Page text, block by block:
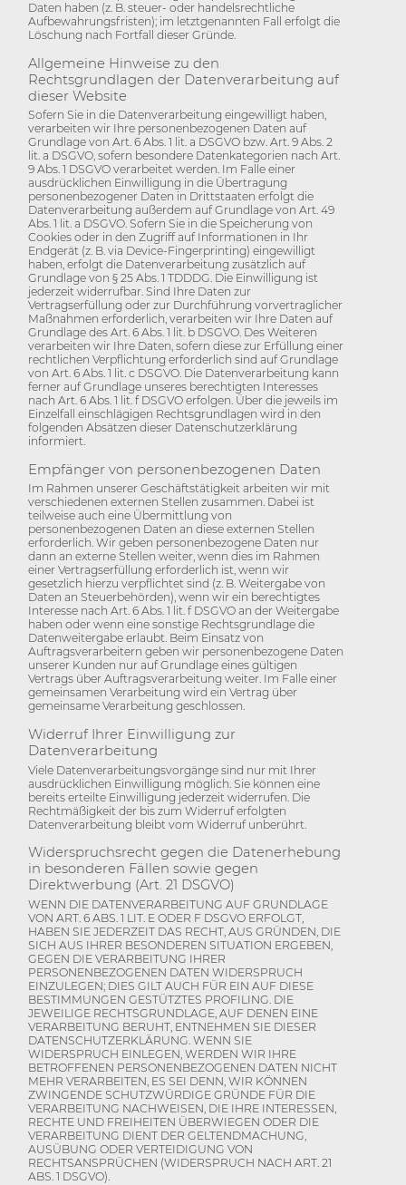
Daten haben (z. B. steuer- oder handelsrechtliche
Aufbewahrungsfristen); im letztgenannten Fall erfolgt die
Löschung nach Fortfall dieser Gründe.
Allgemeine Hinweise zu den
Rechtsgrundlagen der Datenverarbeitung auf
dieser Website
Sofern Sie in die Datenverarbeitung eingewilligt haben,
verarbeiten wir Ihre personenbezogenen Daten auf
Grundlage von Art. 6 Abs. 1 lit. a DSGVO bzw. Art. 9 Abs. 2
lit. a DSGVO, sofern besondere Datenkategorien nach Art.
9 Abs. 1 DSGVO verarbeitet werden. Im Falle einer
ausdrücklichen Einwilligung in die Übertragung
personenbezogener Daten in Drittstaaten erfolgt die
Datenverarbeitung außerdem auf Grundlage von Art. 49
Abs. 1 lit. a DSGVO. Sofern Sie in die Speicherung von
Cookies oder in den Zugriff auf Informationen in Ihr
Endgerät (z. B. via Device-Fingerprinting) eingewilligt
haben, erfolgt die Datenverarbeitung zusätzlich auf
Grundlage von § 25 Abs. 1 TDDDG. Die Einwilligung ist
jederzeit widerrufbar. Sind Ihre Daten zur
Vertragserfüllung oder zur Durchführung vorvertraglicher
Maßnahmen erforderlich, verarbeiten wir Ihre Daten auf
Grundlage des Art. 6 Abs. 1 lit. b DSGVO. Des Weiteren
verarbeiten wir Ihre Daten, sofern diese zur Erfüllung einer
rechtlichen Verpflichtung erforderlich sind auf Grundlage
von Art. 6 Abs. 1 lit. c DSGVO. Die Datenverarbeitung kann
ferner auf Grundlage unseres berechtigten Interesses
nach Art. 6 Abs. 1 lit. f DSGVO erfolgen. Über die jeweils im
Einzelfall einschlägigen Rechtsgrundlagen wird in den
folgenden Absätzen dieser Datenschutzerklärung
informiert.
Empfänger von personenbezogenen Daten
Im Rahmen unserer Geschäftstätigkeit arbeiten wir mit
verschiedenen externen Stellen zusammen. Dabei ist
teilweise auch eine Übermittlung von
personenbezogenen Daten an diese externen Stellen
erforderlich. Wir geben personenbezogene Daten nur
dann an externe Stellen weiter, wenn dies im Rahmen
einer Vertragserfüllung erforderlich ist, wenn wir
gesetzlich hierzu verpflichtet sind (z. B. Weitergabe von
Daten an Steuerbehörden), wenn wir ein berechtigtes
Interesse nach Art. 6 Abs. 1 lit. f DSGVO an der Weitergabe
haben oder wenn eine sonstige Rechtsgrundlage die
Datenweitergabe erlaubt. Beim Einsatz von
Auftragsverarbeitern geben wir personenbezogene Daten
unserer Kunden nur auf Grundlage eines gültigen
Vertrags über Auftragsverarbeitung weiter. Im Falle einer
gemeinsamen Verarbeitung wird ein Vertrag über
gemeinsame Verarbeitung geschlossen.
Widerruf Ihrer Einwilligung zur
Datenverarbeitung
Viele Datenverarbeitungsvorgänge sind nur mit Ihrer
ausdrücklichen Einwilligung möglich. Sie können eine
bereits erteilte Einwilligung jederzeit widerrufen. Die
Rechtmäßigkeit der bis zum Widerruf erfolgten
Datenverarbeitung bleibt vom Widerruf unberührt.
Widerspruchsrecht gegen die Datenerhebung
in besonderen Fällen sowie gegen
Direktwerbung (Art. 21 DSGVO)
WENN DIE DATENVERARBEITUNG AUF GRUNDLAGE
VON ART. 6 ABS. 1 LIT. E ODER F DSGVO ERFOLGT,
HABEN SIE JEDERZEIT DAS RECHT, AUS GRÜNDEN, DIE
SICH AUS IHRER BESONDEREN SITUATION ERGEBEN,
GEGEN DIE VERARBEITUNG IHRER
PERSONENBEZOGENEN DATEN WIDERSPRUCH
EINZULEGEN; DIES GILT AUCH FÜR EIN AUF DIESE
BESTIMMUNGEN GESTÜTZTES PROFILING. DIE
JEWEILIGE RECHTSGRUNDLAGE, AUF DENEN EINE
VERARBEITUNG BERUHT, ENTNEHMEN SIE DIESER
DATENSCHUTZERKLÄRUNG. WENN SIE
WIDERSPRUCH EINLEGEN, WERDEN WIR IHRE
BETROFFENEN PERSONENBEZOGENEN DATEN NICHT
MEHR VERARBEITEN, ES SEI DENN, WIR KÖNNEN
ZWINGENDE SCHUTZWÜRDIGE GRÜNDE FÜR DIE
VERARBEITUNG NACHWEISEN, DIE IHRE INTERESSEN,
RECHTE UND FREIHEITEN ÜBERWIEGEN ODER DIE
VERARBEITUNG DIENT DER GELTENDMACHUNG,
AUSÜBUNG ODER VERTEIDIGUNG VON
RECHTSANSPRÜCHEN (WIDERSPRUCH NACH ART. 21
ABS. 1 DSGVO).